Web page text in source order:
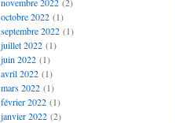
octobre 2022(1)
septembre 2022(1)
juillet 2022(1)
juin 2022(1)
avril 2022(1)
mars 2022(1)
février 2022(1)
janvier 2022(2)